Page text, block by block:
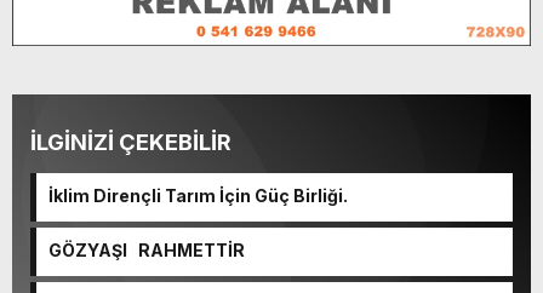
İLGİNİZİ ÇEKEBİLİR
İklim Dirençli Tarım İçin Güç Birliği.
GÖZYAŞI RAHMETTİR